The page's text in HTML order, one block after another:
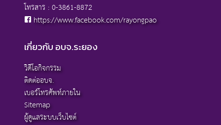
โทรสาร : 0-3861-8872
https://www.facebook.com/rayongpao
เกี่ยวกับ อบจ.ระยอง
วิดีโอกิจกรรม
ติดต่ออบจ.
เบอร์โทรศัพท์ภายใน
Sitemap
ผู้ดูแลระบบเว็บไซต์